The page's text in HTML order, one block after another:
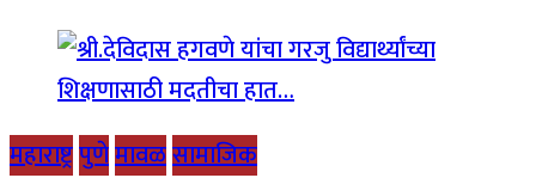
महाराष्ट्रपुणेमावळसामाजिक